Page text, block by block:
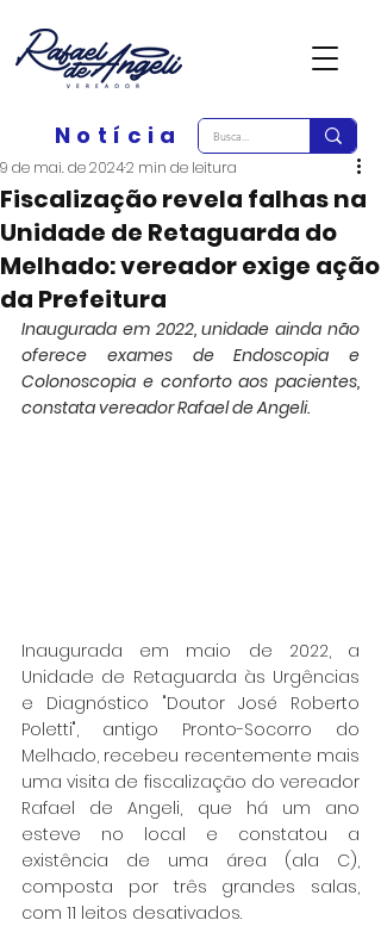
Notícia
Fiscalização revela falhas na
Unidade de Retaguarda do
Melhado: vereador exige ação
da Prefeitura
9 de mai. de 20242 min de leitura
Inaugurada em 2022, unidade ainda não
oferece exames de Endoscopia e
Colonoscopia e conforto aos pacientes,
constata vereador Rafael de Angeli.
Inaugurada em maio de 2022, a
Unidade de Retaguarda às Urgências
e Diagnóstico "Doutor José Roberto
Poletti", antigo Pronto-Socorro do
Melhado, recebeu recentemente mais
uma visita de fiscalização do vereador
Rafael de Angeli, que há um ano
esteve no local e constatou a
existência de uma área (ala C),
composta por três grandes salas,
com 11 leitos desativados.